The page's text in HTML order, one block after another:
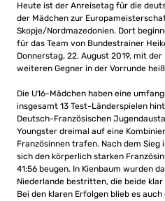
Heute ist der Anreisetag für die
der Mädchen zur
Skopje/Nordmazedonien. Dort
für das Team von Bundestrainer
Donnerstag, 22. August 2019, mit
weiteren Gegner in der Vorrunde
Die U16-Mädchen haben eine
insgesamt 13 Test-Länderspielen
Deutsch-Französischen
Youngster dreimal auf eine
Französinnen trafen. Nach dem Sieg
sich den körperlich starken
41:56 beugen. In Kienbaum wurden
Niederlande bestritten, die beide klar
Bei den klaren Erfolgen blieb es